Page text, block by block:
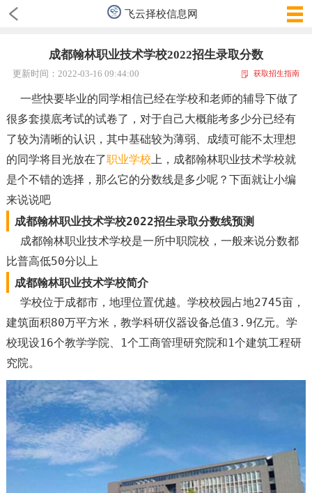
飞云择校信息网
成都翰林职业技术学校2022招生录取分数
更新时间：2022-03-16 09:44:00 获取招生指南
一些快要毕业的同学相信已经在学校和老师的辅导下做了
很多套摸底考试的试卷了，对于自己大概能考多少分已经有
了较为清晰的认识，其中基础较为薄弱、成绩可能不太理想
的同学将目光放在了职业学校上，成都翰林职业技术学校就
是个不错的选择，那么它的分数线是多少呢？下面就让小编
来说说吧
成都翰林职业技术学校2022招生录取分数线预测
成都翰林职业技术学校是一所中职院校，一般来说分数都
比普高低50分以上
成都翰林职业技术学校简介
学校位于成都市，地理位置优越。学校校园占地2745亩，
建筑面积80万平方米，教学科研仪器设备总值3.9亿元。学
校现设16个教学学院、1个工商管理研究院和1个建筑工程研
究院。